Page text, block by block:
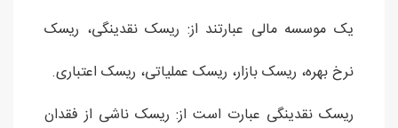
یک موسسه مالی عبارتند از: ریسک نقدینگی، ریسک
نرخ بهره، ریسک بازار، ریسک عملیاتی، ریسک اعتباری.
ریسک نقدینگی عبارت است از: ریسک ناشی از فقدان